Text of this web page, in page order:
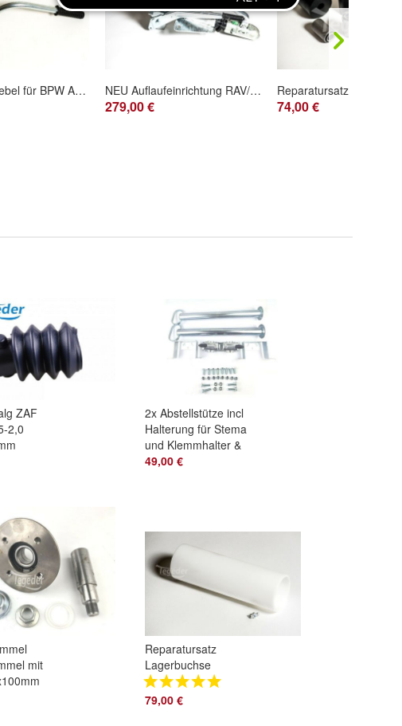
Handbremshebel für BPW AK1308 AK2008 Anhänger Hebel für Handbremse AK-Typen NEU Auflaufeinrichtung RAV/ SR 2,0 passend zu WAP24/35.1 bis2000Kg Flansch: 100
279,00 € 74,00 €
ZAF
2,0
2x Abstellstütze incl
Halterung für Stema
und Klemmhalter &
Zubehör
49,00 €
mit
Welle
Reparatursatz
Lagerbuchse
Gleitlager DDR
Auflaufeinrichtung
79,00 €